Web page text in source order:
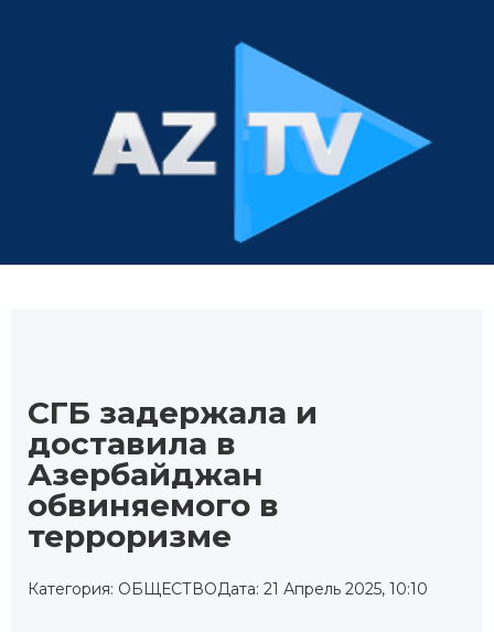
СГБ задержала и
доставила в
Азербайджан
обвиняемого в
терроризме
Категория: ОБЩЕСТВОДата: 21 Апрель 2025, 10:10